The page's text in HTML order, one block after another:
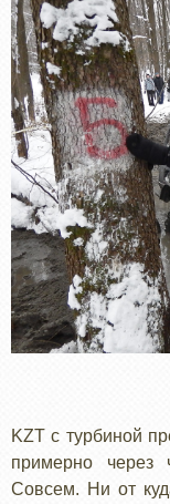
KZT с турбиной
примерно через
Совсем. Ни от